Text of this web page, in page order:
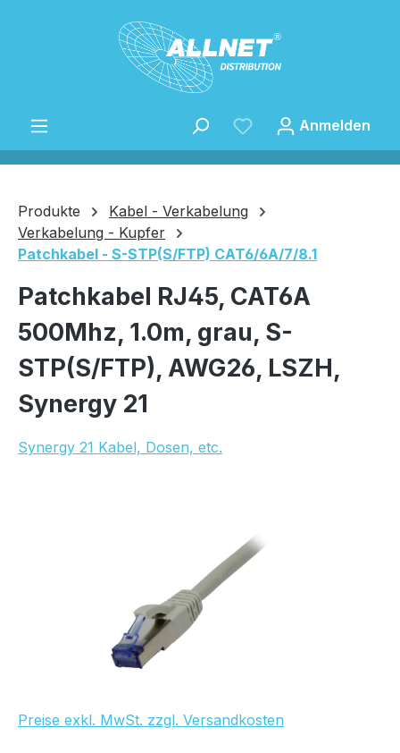
Zum Hauptinhalt springen
Anmelden
Produkte
Kabel - Verkabelung
Verkabelung - Kupfer
Patchkabel - S-STP(S/FTP) CAT6/6A/7/8.1
Patchkabel RJ45, CAT6A
500Mhz, 1.0m, grau, S-
STP(S/FTP), AWG26, LSZH,
Synergy 21
Synergy 21 Kabel, Dosen, etc.
Preise exkl. MwSt. zzgl. Versandkosten